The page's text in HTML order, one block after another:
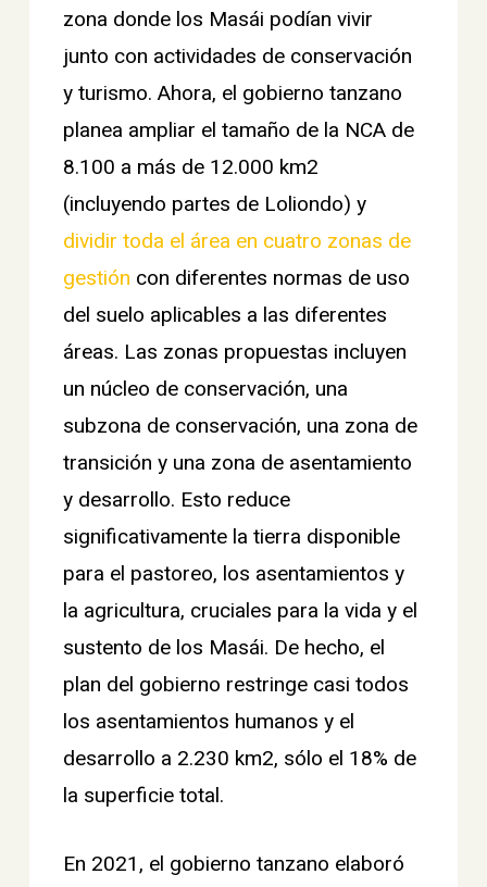
zona donde los Masái podían vivir
junto con actividades de conservación
y turismo. Ahora, el gobierno tanzano
planea ampliar el tamaño de la NCA de
8.100 a más de 12.000 km2
(incluyendo partes de Loliondo) y
dividir toda el área en cuatro zonas de
gestión con diferentes normas de uso
del suelo aplicables a las diferentes
áreas. Las zonas propuestas incluyen
un núcleo de conservación, una
subzona de conservación, una zona de
transición y una zona de asentamiento
y desarrollo. Esto reduce
significativamente la tierra disponible
para el pastoreo, los asentamientos y
la agricultura, cruciales para la vida y el
sustento de los Masái. De hecho, el
plan del gobierno restringe casi todos
los asentamientos humanos y el
desarrollo a 2.230 km2, sólo el 18% de
la superficie total.
En 2021, el gobierno tanzano elaboró